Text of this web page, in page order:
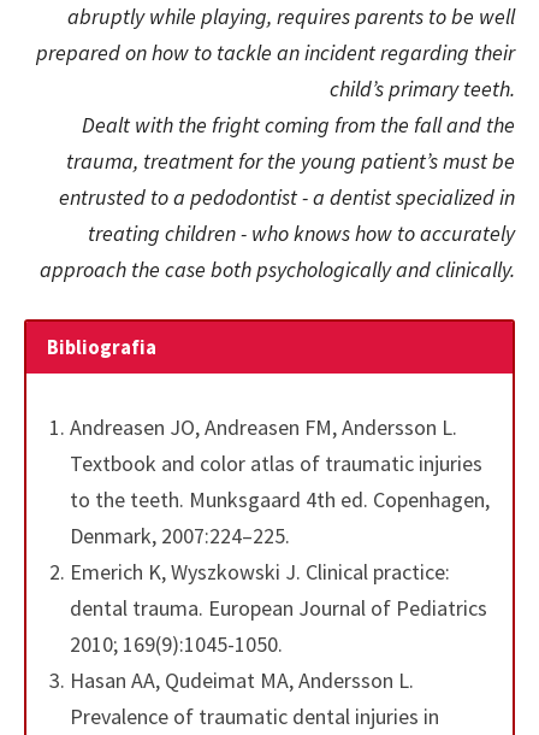
abruptly while playing, requires parents to be well
prepared on how to tackle an incident regarding their
child’s primary teeth.
Dealt with the fright coming from the fall and the
trauma, treatment for the young patient’s must be
entrusted to a pedodontist - a dentist specialized in
treating children - who knows how to accurately
approach the case both psychologically and clinically.
Bibliografia
Andreasen JO, Andreasen FM, Andersson L.
Textbook and color atlas of traumatic injuries
to the teeth. Munksgaard 4th ed. Copenhagen,
Denmark, 2007:224–225.
Emerich K, Wyszkowski J. Clinical practice:
dental trauma. European Journal of Pediatrics
2010; 169(9):1045-1050.
Hasan AA, Qudeimat MA, Andersson L.
Prevalence of traumatic dental injuries in